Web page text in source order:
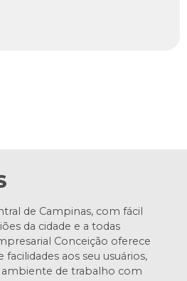
de Campinas, com fácil
da cidade e a todas
Conceição oferece
aos seu usuários,
de trabalho com